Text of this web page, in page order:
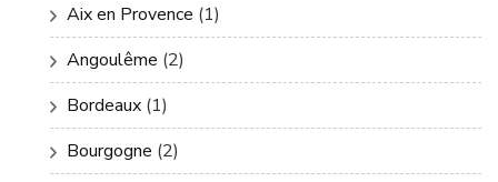
Aix en Provence (1)
Angoulême (2)
Bordeaux (1)
Bourgogne (2)